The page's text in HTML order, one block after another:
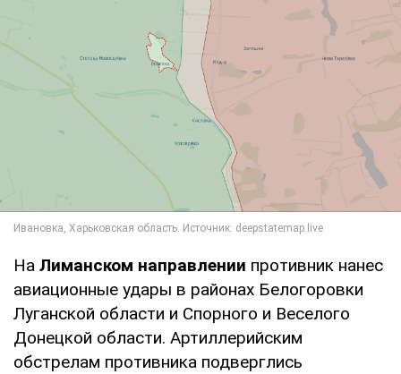
На Лиманском направлении противник нанес
авиационные удары в районах Белогоровки
Луганской области и Спорного и Веселого
Донецкой области. Артиллерийским
обстрелам противника подверглись